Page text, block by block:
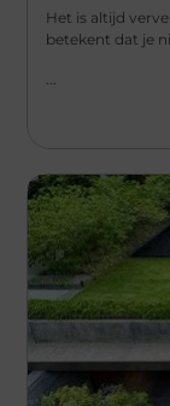
Het is altijd
betekent dat je